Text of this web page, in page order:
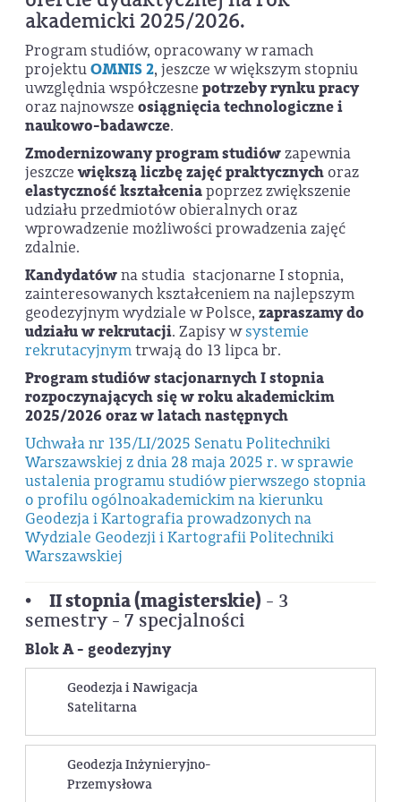
akademicki 2025/2026.
Program studiów, opracowany w ramach
projektuOMNIS 2, jeszcze w większym stopniu
uwzględnia współczesne potrzeby rynku pracy
oraz najnowsze osiągnięcia technologiczne i
naukowo-badawcze.
Zmodernizowany program studiówzapewnia
jeszczewiększą liczbę zajęć praktycznych oraz
elastyczność kształceniapoprzez zwiększenie
udziału przedmiotów obieralnych oraz
wprowadzenie możliwości prowadzenia zajęć
zdalnie.
Kandydatówna studia stacjonarne I stopnia,
zainteresowanych kształceniem na najlepszym
geodezyjnym wydziale w Polsce, zapraszamy do
udziału w rekrutacji. Zapisy wsystemie
rekrutacyjnymtrwają do 13 lipca br.
Program studiów stacjonarnych I stopnia
rozpoczynających się w roku akademickim
2025/2026 oraz w latach następnych
Uchwała nr 135/LI/2025 Senatu Politechniki
Warszawskiej z dnia 28 maja 2025 r. w sprawie
ustalenia programu studiów pierwszego stopnia
o profilu ogólnoakademickim na kierunku
Geodezja i Kartografia prowadzonych na
Wydziale Geodezji i Kartografii Politechniki
Warszawskiej
• II stopnia (magisterskie) - 3
semestry - 7 specjalności
Blok A - geodezyjny
Geodezja i Nawigacja
Satelitarna
Geodezja i Nawigacja Satelitarna
Geodezja Inżynieryjno-
Przemysłowa